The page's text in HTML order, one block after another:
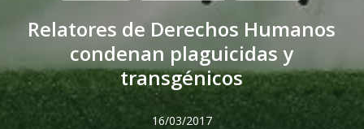
Relatores de Derechos Humanos
condenan plaguicidas y
transgénicos
16/03/2017